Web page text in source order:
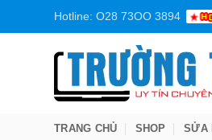
Hotline: O28 73OO 3894
TRANG CHỦ SHOP SỬA